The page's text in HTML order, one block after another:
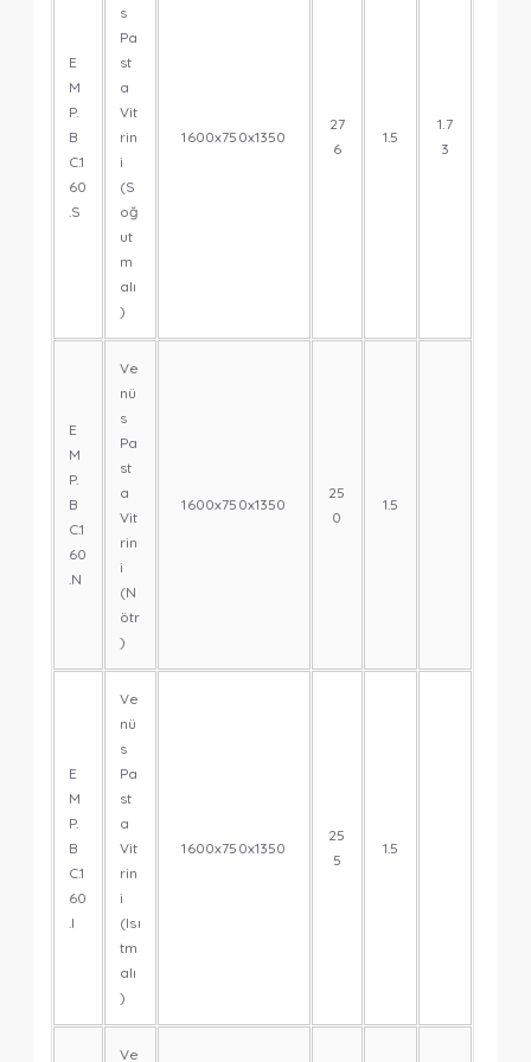
E
M
P.
B
C.1
60
.S
s
Pa
st
a
Vit
rin
i
(S
oğ
ut
m
alı
)
1600x750x1350
27
6
1.5
1.7
3
E
M
P.
B
C.1
60
.N
Ve
nü
s
Pa
st
a
Vit
rin
i
(N
ötr
)
1600x750x1350
25
0
1.5
E
M
P.
B
C.1
60
.I
Ve
nü
s
Pa
st
a
Vit
rin
i
(Isı
tm
alı
)
1600x750x1350
25
5
1.5
Ve